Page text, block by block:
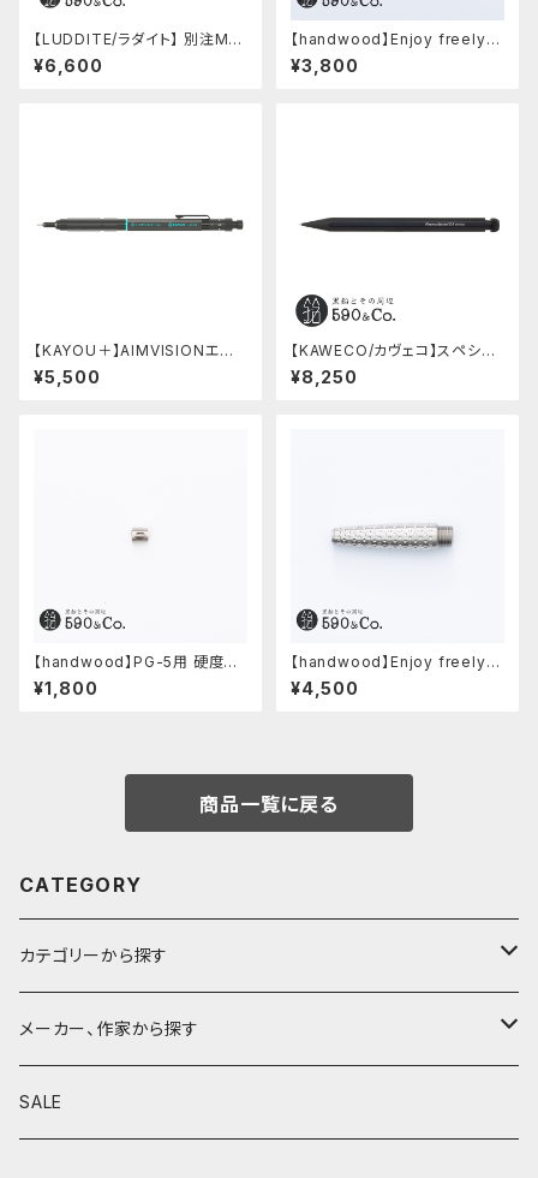
【LUDDITE/ラダイト】 別注MAY
Aレザーボートペンケース (コニ
ャック)
¥6,600
【handwood】Enjoy freely
前軸・八角形ストレート(ジュラル
ミン)
¥3,800
【KAYOU＋】AIMVISIONエイ
ムビジョン (ストーンブラック)
¥5,500
【KAWECO/カヴェコ】スペシャ
ルペンシル(0.5mm)
¥8,250
【handwood】PG-5用 硬度表
示窓 (ステンレス/楕円窓)
¥1,800
【handwood】Enjoy freely
前軸・ディンプル(ステンレス)
¥4,500
商品一覧に戻る
CATEGORY
カテゴリーから探す
鉛筆
鉛筆補助軸
メーカー、作家から探す
590&Co.
SALE